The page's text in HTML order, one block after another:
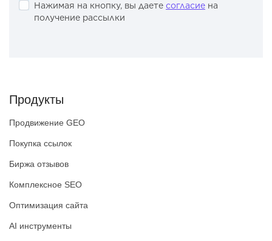
Нажимая на кнопку, вы даете согласие на
получение рассылки
Продукты
Продвижение GEO
Покупка ссылок
Биржа отзывов
Комплексное SEO
Оптимизация сайта
AI инструменты